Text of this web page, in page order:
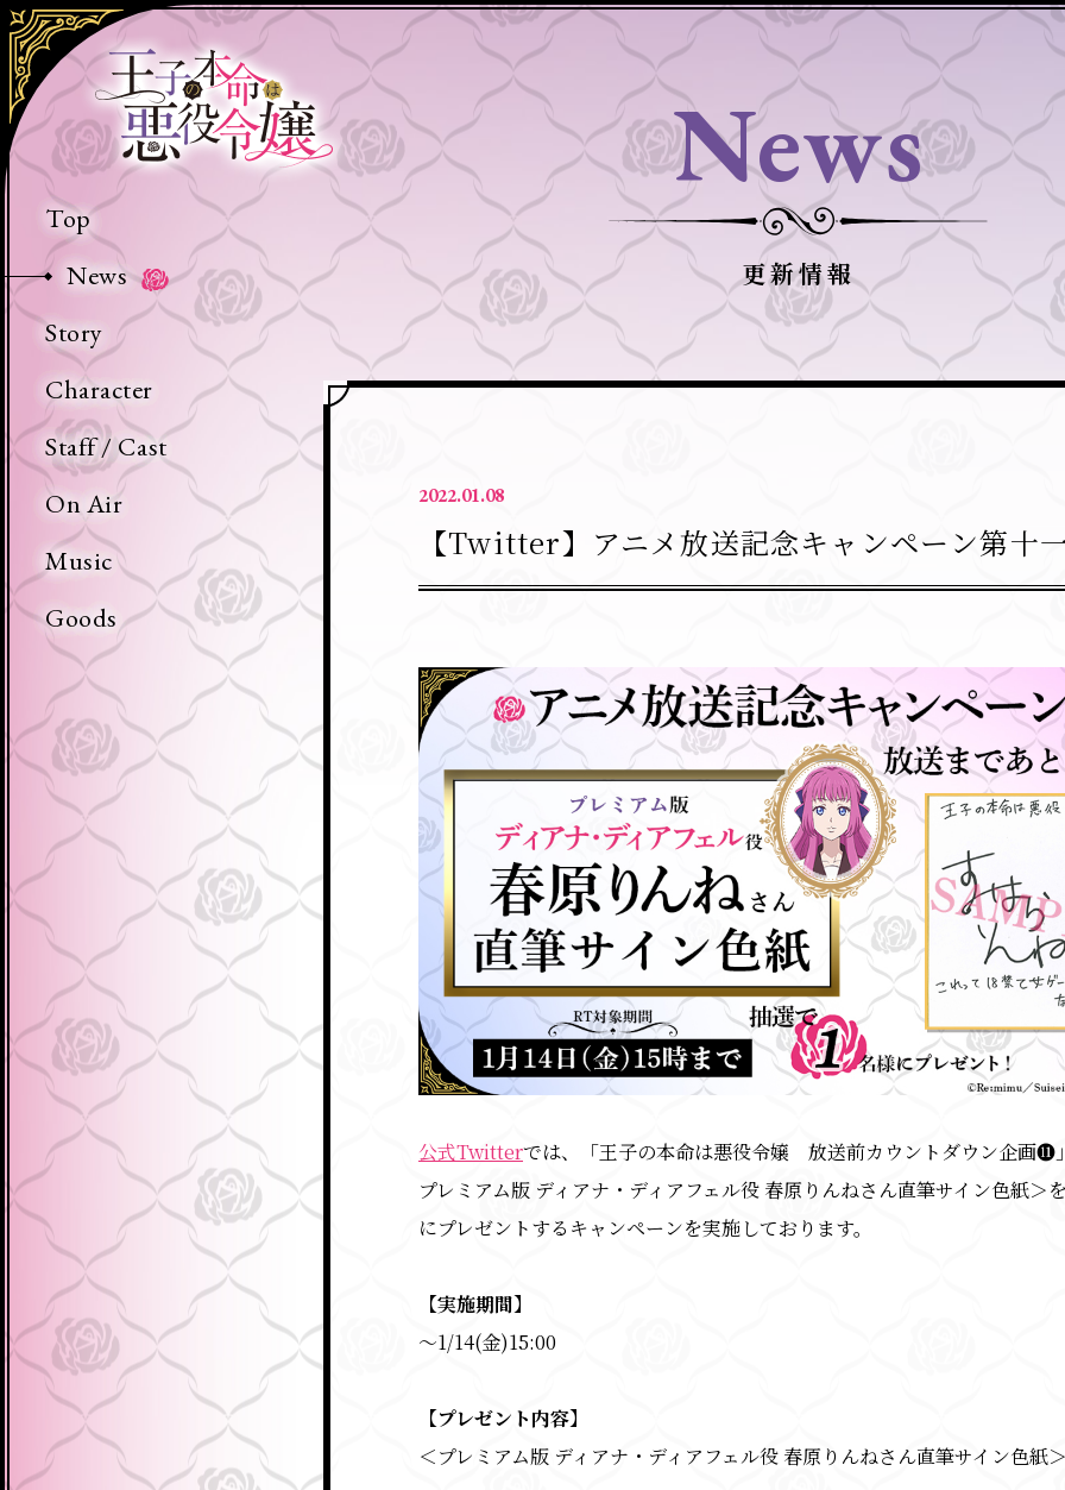
王
子
の
命
は
悪
令
嬢
Top
News
Story
Character
Staff / Cast
On Air
Music
Goods
News
更新情報
2022.01.08
【Twitter】アニメ放送記念キャンペーン第十
公式Twitterでは、「王子の本命は悪役令嬢 放送前カウントダウン企画⓫
プレミアム版 ディアナ・ディアフェル役 春原りんねさん直筆サイン色紙＞
にプレゼントするキャンペーンを実施しております。
【実施期間】
～1/14(金)15:00
【プレゼント内容】
＜プレミアム版 ディアナ・ディアフェル役 春原りんねさん直筆サイン色紙